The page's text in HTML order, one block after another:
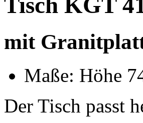
Tisch KGT
mit
Maße: Höhe
Der Tisch passt